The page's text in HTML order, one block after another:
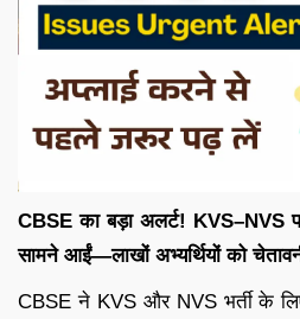
CBSE का बड़ा अलर्ट! KVS–NVS
सामने आईं—लाखों अभ्यर्थियों को
CBSE ने KVS और NVS भर्ती के